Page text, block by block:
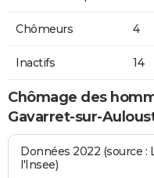
Chômeurs 4
Inactifs 14
Chômage des
Gavarret-sur-
Données 2022 (source
l'Insee)